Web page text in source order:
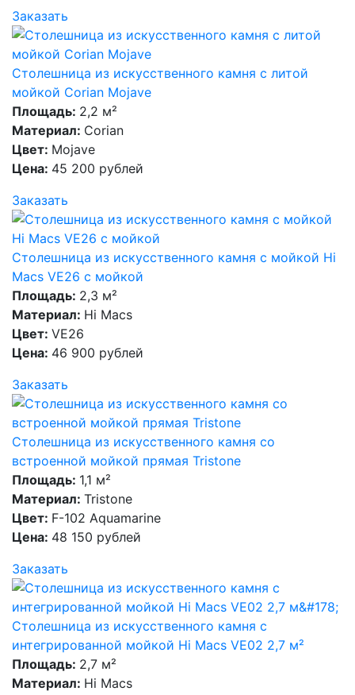
Заказать
Столешница из искусственного камня с литой
мойкой Corian Mojave
Площадь: 2,2 м²
Материал: Corian
Цвет: Mojave
Цена: 45 200 рублей
Заказать
Столешница из искусственного камня с мойкой Hi
Macs VE26 с мойкой
Площадь: 2,3 м²
Материал: Hi Macs
Цвет: VE26
Цена: 46 900 рублей
Заказать
Столешница из искусственного камня со
встроенной мойкой прямая Tristone
Площадь: 1,1 м²
Материал: Tristone
Цвет: F-102 Aquamarine
Цена: 48 150 рублей
Заказать
Столешница из искусственного камня с
интегрированной мойкой Hi Macs VE02 2,7 м²
Площадь: 2,7 м²
Материал: Hi Macs